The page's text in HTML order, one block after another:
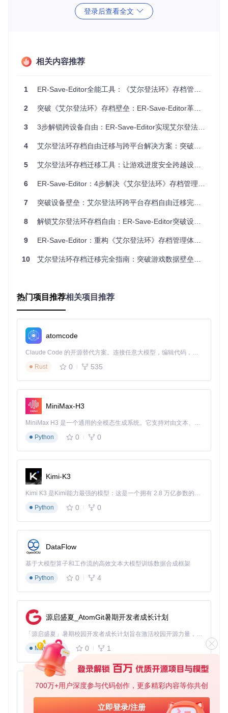
700万+用户深度参与代码创作，更多精彩内容等你共创
立即登录/注册
件夹。建议创建时间戳命名的压缩包，确保数据可回溯。
三步完成存档迁移：从选择到验证的闭环流程
选择源存档：精准定位游戏进度
启动程序后，在主界面点击"选择源存档"按钮，导航至包含待
时间和版本信息，帮助用户确认选择的准确性。
指定目标位置：灵活适配不同场景
根据实际需求选择目标位置：可以是同一设备的备份目录、外
径记忆功能，减少重复操作。
点击"开始迁移"后，程序将执行三项核心检查：存档版本兼容
性验证、文件完整性校验和目标路径权限确认。迁移完成后，
系统会生成详细报告，显示传输文件数量、大小及耗时。
验证方法
角色状态、背包物品和任务进度与源存档一致。
技术解析：专业工具的差异化优势
用户交互层（Form1.cs）：提供直观的图形界面，简化操
作流程，降低使用门槛
文件管理核心（FileManager.cs）：实现智能文件识别与处
理，支持断点续传和错误恢复
与手动复制或通用文件拷贝工具相比，该工具具备三大独特优
势：存档结构智能分析、版本差异自动适配、操作过程全程日
志记录，从根本上解决了普通方法可能导致的存档损坏问题。
场景化解决方案：应对玩家真实需求
游戏版本升级场景
当游戏推出重大更新时，使用本工具可避免存档不兼容问题：
标，工具会自动处理版本差异，确保进度平滑过渡。
实现台式机与笔记本间的无缝切换：在主设备上完成游戏后，
通过工具将存档导出到移动存储；在备用设备上启动工具，选
择导入功能即可继续游戏，无需重新配置路径。
存档备份与恢复
定期创建存档备份是保护游戏进度的最佳实践。建议设置"每
周备份"计划，使用工具将存档导出到云端存储或外部硬盘，
遭遇意外时可快速恢复。
常见问题解决策略
登录后查看全文
相关内容推荐
1 ER-Save-Editor全能工具：《艾尔登法环》存档管理完全指南
2 突破《艾尔登法环》存档壁垒：ER-Save-Editor革新级存档管理方案
3 3步解锁跨设备自由：ER-Save-Editor实现艾尔登法环存档迁移全指南
4 艾尔登法环存档自由迁移与跨平台解决方案：突破设备限制的完整指南
5 艾尔登法环存档迁移工具：让游戏进度安全跨越设备边界
6 ER-Save-Editor：4步解决《艾尔登法环》存档管理难题
7 突破设备壁垒：艾尔登法环跨平台存档自由迁移完全指南
8 解锁艾尔登法环存档自由：ER-Save-Editor突破设备绑定限制全指南
9 ER-Save-Editor：重构《艾尔登法环》存档管理体验的开源利器
10 艾尔登法环存档迁移完全指南：突破游戏数据壁垒的实战方案
热门项目推荐相关项目推荐
atomcode
Claude Code 的开源替代方案。连接任意大模型，编辑代码，运行命令，自动验证 — 全自动执行。用 Rust 构建，极致性能。 ｜ An open-source alternative to Claude Code. Connect any LLM, edit code, run commands, and verify changes — autonomously. Built in Rust for speed. Get Started
Rust
0 535
MiniMax-H3
MiniMax H3 是一个通用的全模态生成系统。它支持对由文本、图像、视频和音频组成的多模态上下文进行统一理解，并能生成分辨率高达 2K、时长可达 15 秒的带原生立体声音频的视频。得益于面向任务泛化的系统设计，H3 在预训练阶段就已具备广泛的多模态上下文理解与生成能力，能够出色地执行复杂的多模态指令。
Python
0 0
Kimi-K3
Kimi K3 是Kimi能力最强的模型：这是一个拥有 2.8 万亿参数的混合专家（MoE）模型，具备原生视觉理解能力，并支持 100 万 token 的上下文窗口。
Python
0 0
DataFlow
基于大模型算子和工作流的高效文本大模型训练数据合成框架
Python
0 4
源启盛夏_AtomGit暑期开发者成长计划
「源启盛夏」暑期校园开发者成长计划旨在激活校园开源力量，通过积分激励、认证扶持、资源倾斜等形式，引导高校组织和开发者完成「入驻 — 建项目 — 做贡献 — 获认证 — 得资源」的完整闭环。无论你是想带领社团入驻平台的组织者，还是希望用代码贡献证明自己的开发者，都能在这里找到属于你的成长路径。
Markdown
0 1
py-xiaozhi
基于Python的Xiaozhi AI，适用于想要完整Xiaozhi体验而无需拥有专用硬件的用户。